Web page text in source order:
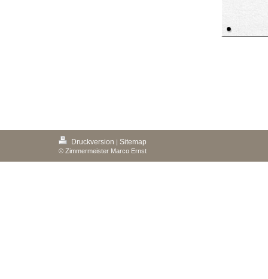
Druckversion | Sitemap
© Zimmermeister Marco Ernst